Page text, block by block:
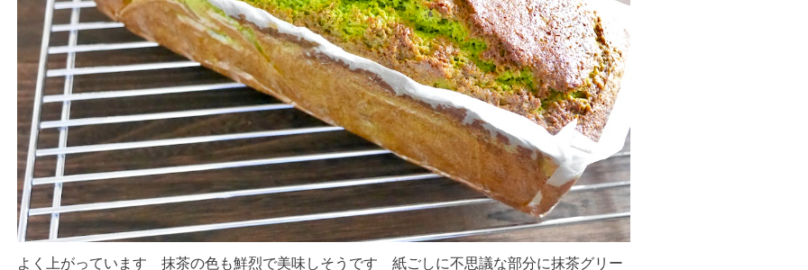
よく上がっています 抹茶の色も鮮烈で美味しそうです 紙ごしに不思議な部分に抹茶グリー